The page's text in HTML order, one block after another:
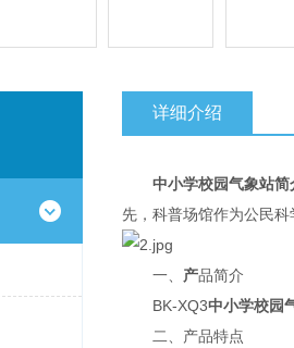
详细介绍
中小学校园气象站简
先，科普场馆作为公民
一、 产品简介
BK-XQ3中小学校园
二、产品特点